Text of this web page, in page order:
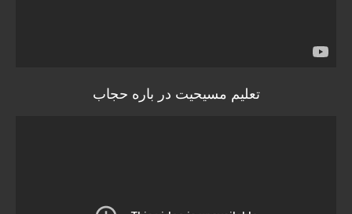
تعلیم مسیحیت در باره حجاب